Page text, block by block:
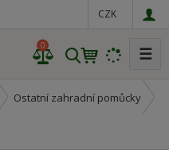
CZK
V
h
0 ☰
Ostatní zahradní pomůcky